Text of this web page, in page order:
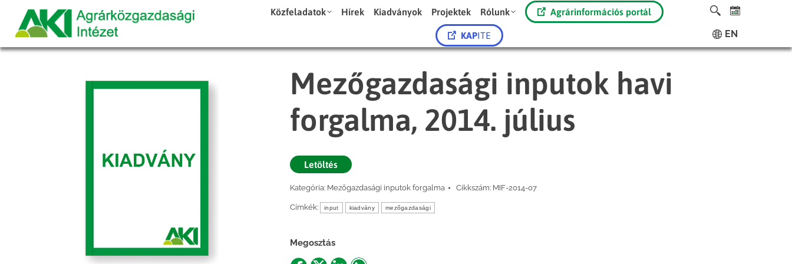
Közfeladatok Hírek Kiadványok Projektek Rólunk Agrárinformációs portál
KAPITE EN
Mezőgazdasági inputok havi
forgalma, 2014. július
Letöltés
Kategória: Mezőgazdasági inputok forgalma Cikkszám: MIF-2014-07
Címkék: input kiadvány mezőgazdasági
Megosztás